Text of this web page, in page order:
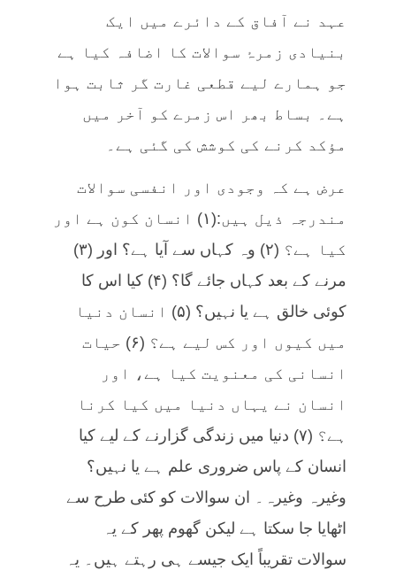
عہد نے آفاق کے دائرے میں ایک
بنیادی زمرۂ سوالات کا اضافہ کیا ہے
جو ہمارے لیے قطعی غارت گر ثابت ہوا
ہے۔ بساط بھر اس زمرے کو آخر میں
مؤکد کرنے کی کوشش کی گئی ہے۔
عرض ہے کہ وجودی اور انفسی سوالات
مندرجہ ذیل ہیں:(۱) انسان کون ہے اور
کیا ہے؟ (۲) وہ کہاں سے آیا ہے؟ اور (۳)
مرنے کے بعد کہاں جائے گا؟ (۴) کیا اس کا
کوئی خالق ہے یا نہیں؟ (۵) انسان دنیا
میں کیوں اور کس لیے ہے؟ (۶) حیات
انسانی کی معنویت کیا ہے، اور
انسان نے یہاں دنیا میں کیا کرنا
ہے؟ (۷) دنیا میں زندگی گزارنے کے لیے کیا
انسان کے پاس ضروری علم ہے یا نہیں؟
وغیرہ وغیرہ۔ ان سوالات کو کئی طرح سے
اٹھایا جا سکتا ہے لیکن گھوم پھر کے یہ
سوالات تقریباً ایک جیسے ہی رہتے ہیں۔ یہ